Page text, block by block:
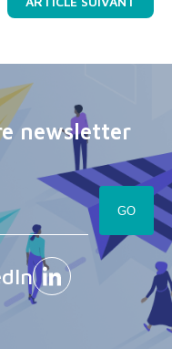
newsletter